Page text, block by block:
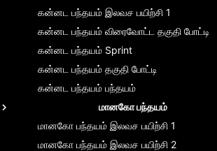
கன்னட பந்தயம் இலவச பயிற்சி 1
கன்னட பந்தயம் விரைவோட்ட தகுதி போட்டி
கன்னட பந்தயம் Sprint
கன்னட பந்தயம் தகுதி போட்டி
கன்னட பந்தயம் பந்தயம்
மானகோ பந்தயம்
மானகோ பந்தயம் இலவச பயிற்சி 1
மானகோ பந்தயம் இலவச பயிற்சி 2